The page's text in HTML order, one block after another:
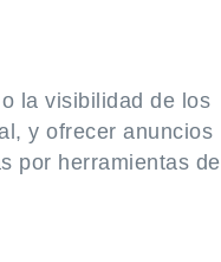
la visibilidad de los
y ofrecer anuncios
por herramientas de